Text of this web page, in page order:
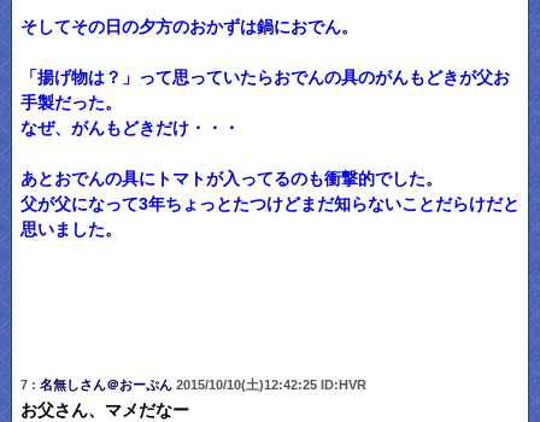
そしてその日の夕方のおかずは鍋におでん。
「揚げ物は？」って思っていたらおでんの具のがんもどきが父お
手製だった。
なぜ、がんもどきだけ・・・
あとおでんの具にトマトが入ってるのも衝撃的でした。
父が父になって3年ちょっとたつけどまだ知らないことだらけだと
思いました。
7 : 名無しさん＠おーぷん2015/10/10(土)12:42:25 ID:HVR
お父さん、マメだなー